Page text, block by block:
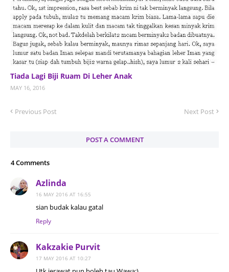
Tiada Lagi Biji Ruam Di Leher Anak
MAY 16, 2016
Previous Post Next Post
POST A COMMENT
4 Comments
Azlinda
16 MAY 2016 AT 16:55
sian budak kalau gatal
Reply
Kakzakie Purvit
17 MAY 2016 AT 10:27